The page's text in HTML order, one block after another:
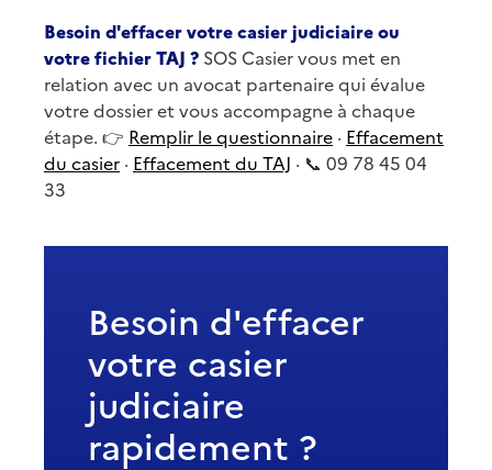
Besoin d'effacer votre casier judiciaire ou
votre fichier TAJ ? SOS Casier vous met en
relation avec un avocat partenaire qui évalue
votre dossier et vous accompagne à chaque
étape. 👉 Remplir le questionnaire · Effacement
du casier · Effacement du TAJ · 📞 09 78 45 04
33
Besoin d'effacer
votre casier
judiciaire
rapidement ?